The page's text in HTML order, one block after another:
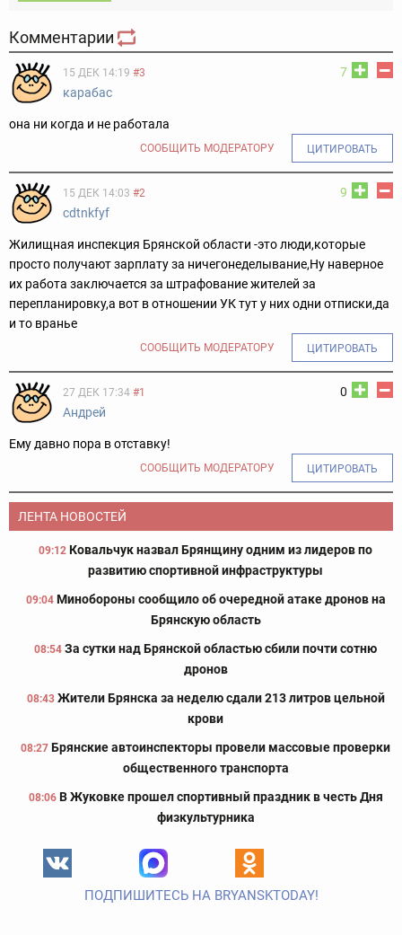
Комментарии
7
15 ДЕК 14:19 #3
карабас
она ни когда и не работала
СООБЩИТЬ МОДЕРАТОРУ ЦИТИРОВАТЬ
9
15 ДЕК 14:03 #2
cdtnkfyf
Жилищная инспекция Брянской области -это люди,которые
просто получают зарплату за ничегонеделывание,Ну наверное
их работа заключается за штрафование жителей за
перепланировку,а вот в отношении УК тут у них одни отписки,да
и то вранье
СООБЩИТЬ МОДЕРАТОРУ ЦИТИРОВАТЬ
0
27 ДЕК 17:34 #1
Андрей
Ему давно пора в отставку!
СООБЩИТЬ МОДЕРАТОРУ ЦИТИРОВАТЬ
ЛЕНТА НОВОСТЕЙ
09:12 Ковальчук назвал Брянщину одним из лидеров по
развитию спортивной инфраструктуры
09:04 Минобороны сообщило об очередной атаке дронов на
Брянскую область
08:54 За сутки над Брянской областью сбили почти сотню
дронов
08:43 Жители Брянска за неделю сдали 213 литров цельной
крови
08:27 Брянские автоинспекторы провели массовые проверки
общественного транспорта
08:06 В Жуковке прошел спортивный праздник в честь Дня
физкультурника
ПОДПИШИТЕСЬ НА BRYANSKTODAY!